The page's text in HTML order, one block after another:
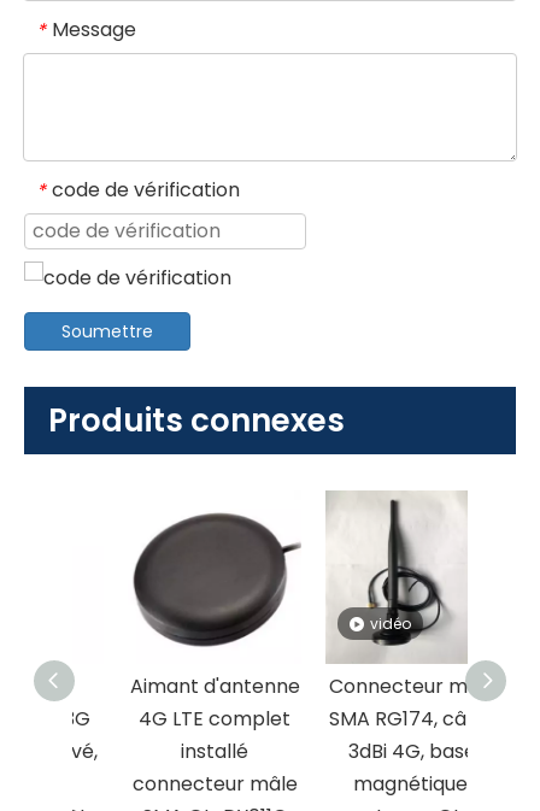
* Message
* code de vérification
Soumettre
Produits connexes
Aimant d'antenne
4G LTE complet
installé
connecteur mâle
vidéo
Connecteur mâle
SMA RG174, câble
3dBi 4G, base
magnétique,